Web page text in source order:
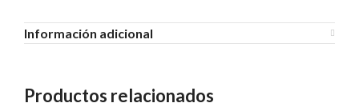
Información adicional
Productos relacionados